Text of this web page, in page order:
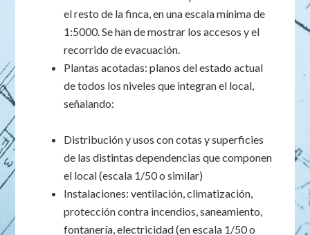
el resto de la finca, en una escala mínima de
1:5000. Se han de mostrar los accesos y el
recorrido de evacuación.
Plantas acotadas: planos del estado actual
de todos los niveles que integran el local,
señalando:
Distribución y usos con cotas y superficies
de las distintas dependencias que componen
el local (escala 1/50 o similar)
Instalaciones: ventilación, climatización,
protección contra incendios, saneamiento,
fontanería, electricidad (en escala 1/50 o